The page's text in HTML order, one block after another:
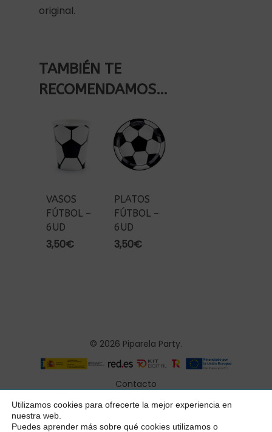
Subtotal: 0,00
original.
TAMBIÉN TE
RECOMENDAMOS…
VASOS
FÚTBOL –
6UD
3,50€
PLATOS
FÚTBOL –
6UD
3,50€
© 2026 Piparela Party.
Contacto
Aviso legal
Política de privacidad
Utilizamos cookies para ofrecerte la mejor experiencia en
nuestra web.
Puedes aprender más sobre qué cookies utilizamos o